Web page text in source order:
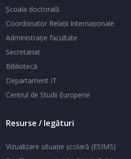
Şcoala doctorală
Coordonator Relaţii Internaţionale
Administraţie facultate
Secretariat
Bibliotecă
Departament IT
Centrul de Studii Europene
Resurse / legături
Vizualizare situaţie şcolară (ESIMS)